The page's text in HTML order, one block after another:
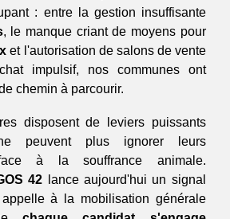
: entre la gestion insuffisante
, le manque criant de moyens pour
et l'autorisation de salons de vente
impulsif, nos communes ont
chemin à parcourir.
disposent de leviers puissants
peuvent plus ignorer leurs
face à la souffrance animale.
42 lance aujourd'hui un signal
à la mobilisation générale